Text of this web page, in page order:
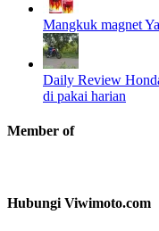
Mangkuk magnet
Daily Review
di pakai harian
Member of
Hubungi Viwimoto.com